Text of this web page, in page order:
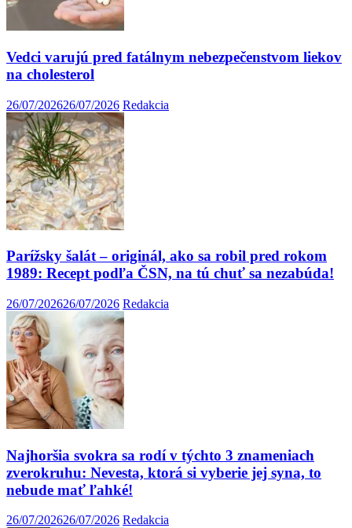
Vedci varujú pred fatálnym nebezpečenstvom liekov
na cholesterol
26/07/202626/07/2026 Redakcia
Parížsky šalát – originál, ako sa robil pred rokom
1989: Recept podľa ČSN, na tú chuť sa nezabúda!
26/07/202626/07/2026 Redakcia
Najhoršia svokra sa rodí v týchto 3 znameniach
zverokruhu: Nevesta, ktorá si vyberie jej syna, to
nebude mať ľahké!
26/07/202626/07/2026 Redakcia